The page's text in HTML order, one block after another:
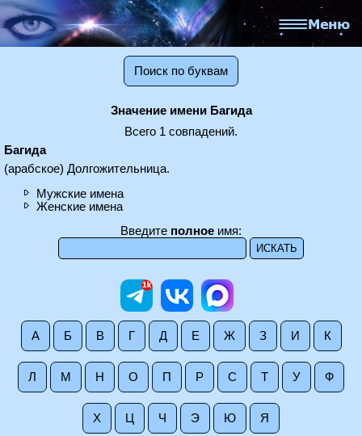
Поиск по буквам
Значение имени Багида
Всего 1 совпадений.
Багида
(арабское) Долгожительница.
Мужские имена
Женские имена
Введите полное имя:
А Б В Г Д Е Ж З И К
Л М Н О П Р С Т У Ф
Х Ц Ч Э Ю Я